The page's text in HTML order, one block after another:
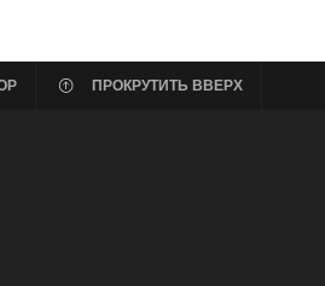
ПРОКРУТИТЬ ВВЕРХ